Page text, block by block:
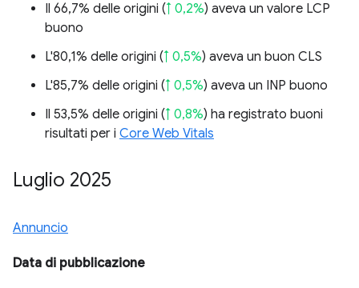
Il 66,7% delle origini (↑ 0,2%) aveva un valore LCP
buono
L'80,1% delle origini (↑ 0,5%) aveva un buon CLS
L'85,7% delle origini (↑ 0,5%) aveva un INP buono
Il 53,5% delle origini (↑ 0,8%) ha registrato buoni
risultati per i Core Web Vitals
Luglio 2025
Annuncio
Data di pubblicazione